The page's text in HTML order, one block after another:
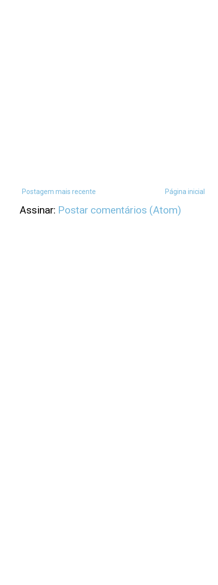
Postagem mais recente Página inicial
Assinar: Postar comentários (Atom)